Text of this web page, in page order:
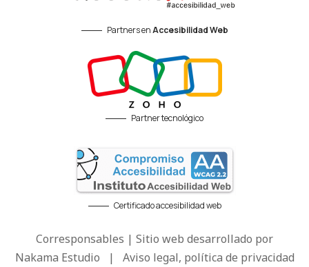
Partners enAccesibilidad Web
Partner tecnológico
Certificado accesibilidad web
Corresponsables | Sitio web desarrollado por
Nakama Estudio | Aviso legal, política de privacidad